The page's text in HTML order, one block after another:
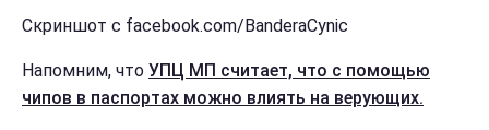
Скриншот с facebook.com/BanderaCynic
Напомним, что УПЦ МП считает, что с помощью
чипов в паспортах можно влиять на верующих.